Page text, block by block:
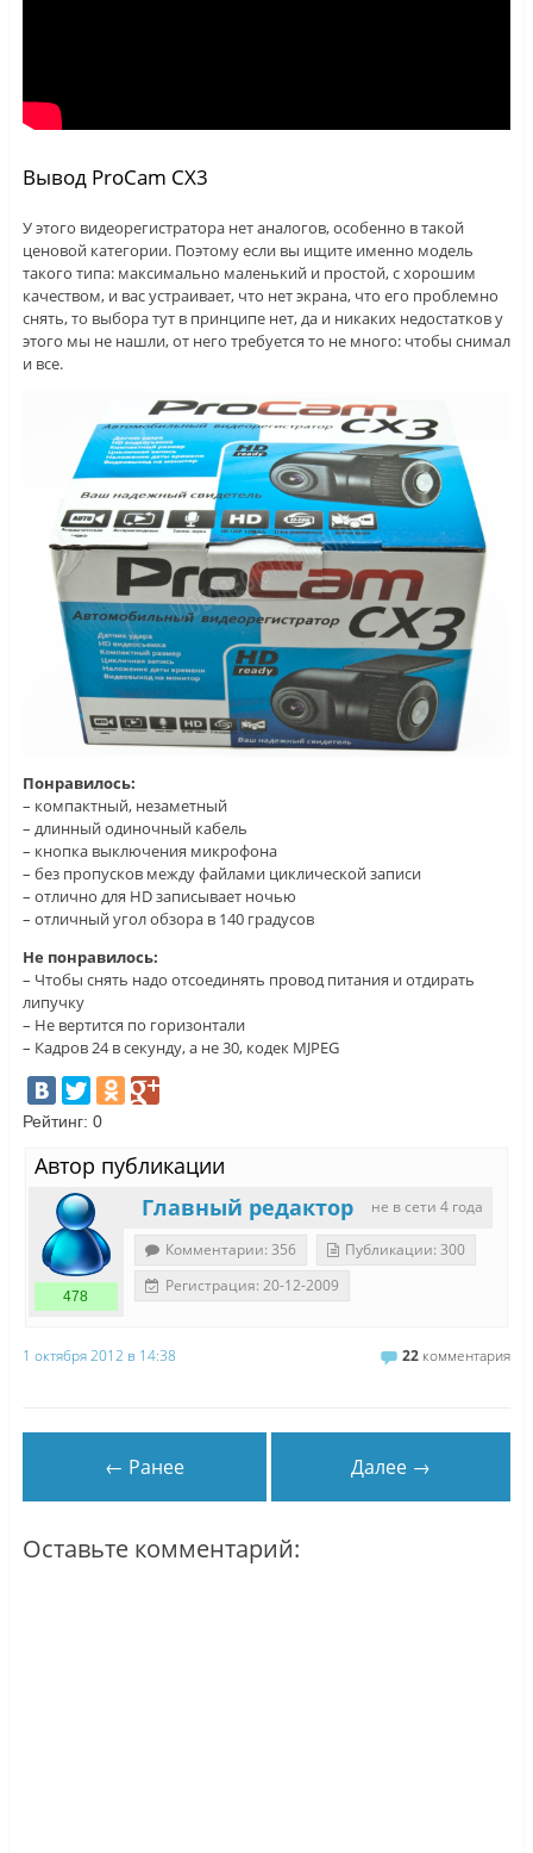
Вывод ProCam CX3
У этого видеорегистратора нет аналогов, особенно в такой
ценовой категории. Поэтому если вы ищите именно модель
такого типа: максимально маленький и простой, с хорошим
качеством, и вас устраивает, что нет экрана, что его проблемно
снять, то выбора тут в принципе нет, да и никаких недостатков у
этого мы не нашли, от него требуется то не много: чтобы снимал
и все.
Понравилось:
– компактный, незаметный
– длинный одиночный кабель
– кнопка выключения микрофона
– без пропусков между файлами циклической записи
– отлично для HD записывает ночью
– отличный угол обзора в 140 градусов
Не понравилось:
– Чтобы снять надо отсоединять провод питания и отдирать
липучку
– Не вертится по горизонтали
– Кадров 24 в секунду, а не 30, кодек MJPEG
Рейтинг: 0
Автор публикации
не в сети 4 года
Главный редактор
478
Комментарии: 356
Публикации: 300
Регистрация: 20-12-2009
1 октября 2012 в 14:38 22 комментария
← Ранее Далее →
Оставьте комментарий: